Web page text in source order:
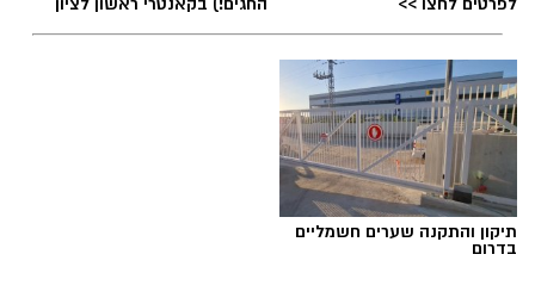
תיקון והתקנה שערים חשמליים
בדרום